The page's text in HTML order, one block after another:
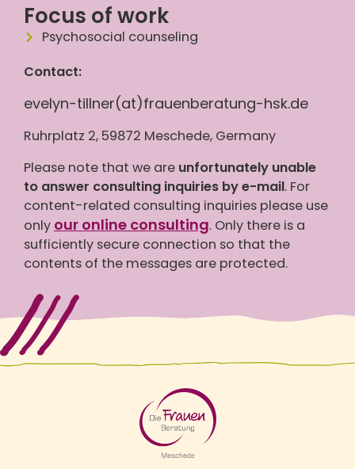
Focus of work
Psychosocial counseling
Contact:
evelyn-tillner(at)frauenberatung-hsk.de
Ruhrplatz 2, 59872 Meschede, Germany
Please note that we are unfortunately unable
to answer consulting inquiries by e-mail. For
content-related consulting inquiries please use
only our online consulting. Only there is a
sufficiently secure connection so that the
contents of the messages are protected.